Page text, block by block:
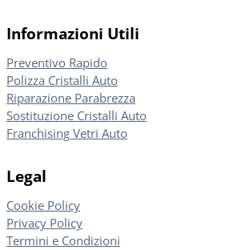
Informazioni Utili
Preventivo Rapido
Polizza Cristalli Auto
Riparazione Parabrezza
Sostituzione Cristalli Auto
Franchising Vetri Auto
Legal
Cookie Policy
Privacy Policy
Termini e Condizioni